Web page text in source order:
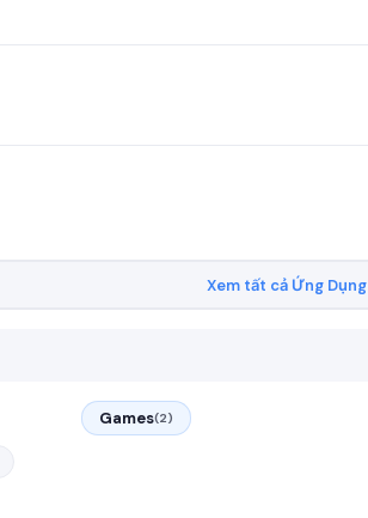
Xem tất cả Ứng Dụng
Games(2)